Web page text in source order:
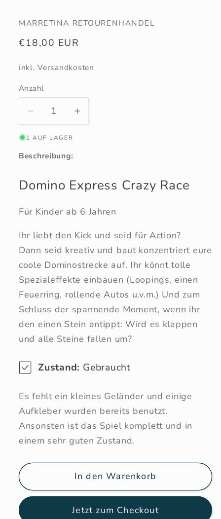
MARRETINA RETOURENHANDEL
Normaler
€18,00 EUR
inkl. Versandkosten
Anzahl
Anzahl
Verringere
Menge
für
Express
Crazy
Race
Erhöhe
Express
Crazy
Race
1 AUF LAGER
Beschreibung:
Domino Express Crazy Race
Für Kinder ab 6 Jahren
Ihr liebt den Kick und seid für Action?
Dann seid kreativ und baut konzentriert eure
coole Dominostrecke auf. Ihr könnt tolle
Spezialeffekte einbauen (Loopings, einen
Feuerring, rollende Autos u.v.m.) Und zum
Schluss der spannende Moment, wenn ihr
den einen Stein antippt: Wird es klappen
und alle Steine fallen um?
Zustand: Gebraucht
Es fehlt ein kleines Geländer und einige
Aufkleber wurden bereits benutzt.
Ansonsten ist das Spiel komplett und in
einem sehr guten Zustand.
In den Warenkorb
Jetzt zum Checkout